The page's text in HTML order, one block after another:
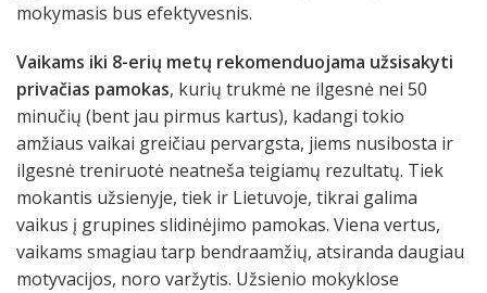
mokymasis bus efektyvesnis.
Vaikams iki 8-erių metų rekomenduojama užsisakyti
privačias pamokas, kurių trukmė ne ilgesnė nei 50
minučių (bent jau pirmus kartus), kadangi tokio
amžiaus vaikai greičiau pervargsta, jiems nusibosta ir
ilgesnė treniruotė neatneša teigiamų rezultatų. Tiek
mokantis užsienyje, tiek ir Lietuvoje, tikrai galima
vaikus į grupines slidinėjimo pamokas. Viena vertus,
vaikams smagiau tarp bendraamžių, atsiranda daugiau
motyvacijos, noro varžytis. Užsienio mokyklose